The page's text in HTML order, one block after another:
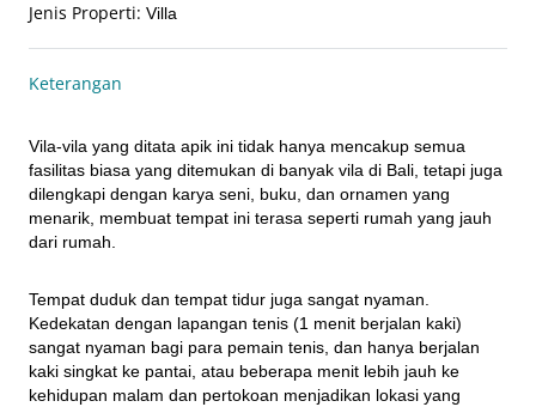
Jenis Properti: Villa
Keterangan
Vila-vila yang ditata apik ini tidak hanya mencakup semua
fasilitas biasa yang ditemukan di banyak vila di Bali, tetapi juga
dilengkapi dengan karya seni, buku, dan ornamen yang
menarik, membuat tempat ini terasa seperti rumah yang jauh
dari rumah.
Tempat duduk dan tempat tidur juga sangat nyaman.
Kedekatan dengan lapangan tenis (1 menit berjalan kaki)
sangat nyaman bagi para pemain tenis, dan hanya berjalan
kaki singkat ke pantai, atau beberapa menit lebih jauh ke
kehidupan malam dan pertokoan menjadikan lokasi yang